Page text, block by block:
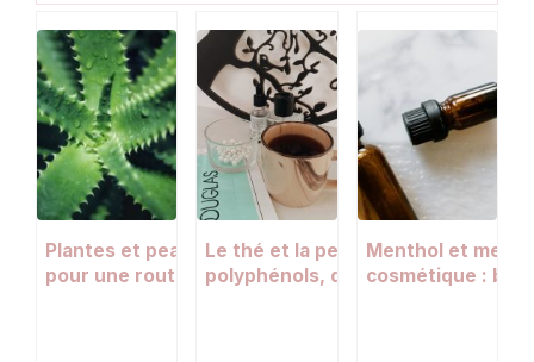
Plantes et peau : 12 actifs botaniques
pour une routine beauté naturelle
Le thé et la peau : bienfaits des
polyphénols, du thé vert au thé
Menthol et
cosmétique :